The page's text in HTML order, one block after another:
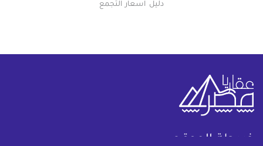
دليل اسعار التجمع
خريطة الموقع